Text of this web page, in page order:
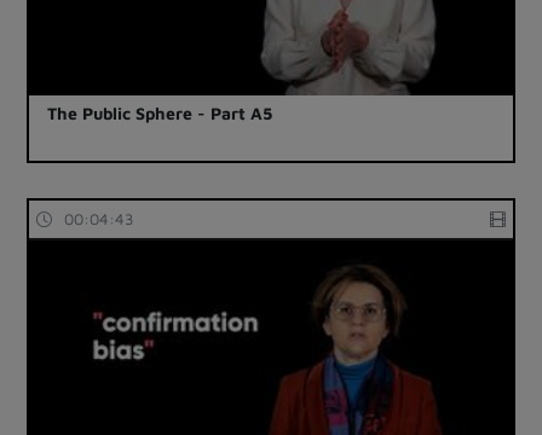
The Public Sphere - Part A5
00:04:43